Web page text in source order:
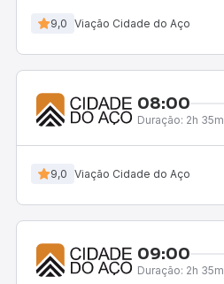
9,0 Viação Cidade do Aço
08:00
Duração: 2h 35m
9,0 Viação Cidade do Aço
09:00
Duração: 2h 35m